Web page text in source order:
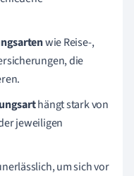
wie Reise-,
die
hängt stark von
jeweiligen
um sich vor